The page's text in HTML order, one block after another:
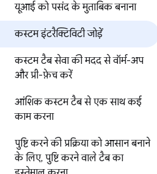
यूआई को पसंद के मुताबिक बनाना
कस्टम इंटरैक्टिविटी जोड़ें
कस्टम टैब सेवा की मदद से वॉर्म-अप
और प्री-फ़ेच करें
आंशिक कस्टम टैब से एक साथ कई
काम करना
पुष्टि करने की प्रक्रिया को आसान बनाने
के लिए, पुष्टि करने वाले टैब का